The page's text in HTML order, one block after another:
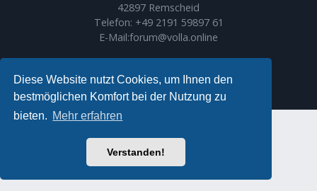
Diese Website nutzt Cookies, um Ihnen den
bestmöglichen Komfort bei der Nutzung zu
bieten. Mehr erfahren
Verstanden!
42897 Remscheid
Telefon: +49 2191 59897 61
E-Mail:forum@volla.online
Ariki Theme byGramziu